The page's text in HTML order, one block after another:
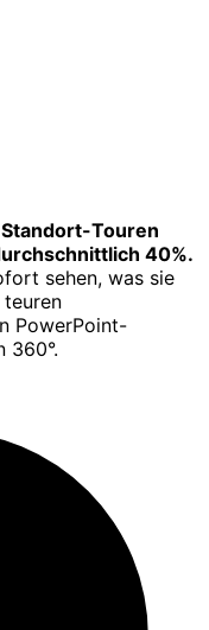
Touren
40%.
sehen, was sie
teuren
PowerPoint-
360°.